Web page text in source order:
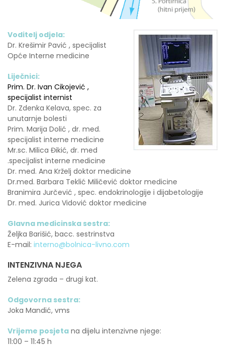
Voditelj odjela:
Dr. Krešimir Pavić , specijalist
Opće Interne medicine
Liječnici:
Prim. Dr. Ivan Cikojević ,
specijalist internist
Dr. Zdenka Kelava, spec. za
unutarnje bolesti
Prim. Marija Dolić , dr. med.
specijalist interne medicine
Mr.sc. Milica Đikić, dr. med
.specijalist interne medicine
Dr. med. Ana Krželj doktor medicine
Dr.med. Barbara Teklić Miličević doktor medicine
Branimira Jurčević , spec. endokrinologije i dijabetologije
Dr. med. Jurica Vidović doktor medicine
Glavna medicinska sestra:
Željka Barišić, bacc. sestrinstva
E-mail: interno@bolnica-livno.com
INTENZIVNA NJEGA
Zelena zgrada – drugi kat.
Odgovorna sestra:
Joka Mandić, vms
Vrijeme posjeta na dijelu intenzivne njege:
11:00 – 11:45 h